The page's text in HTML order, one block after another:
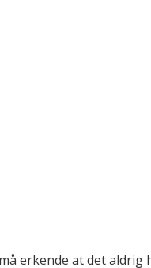
erkende at det aldrig